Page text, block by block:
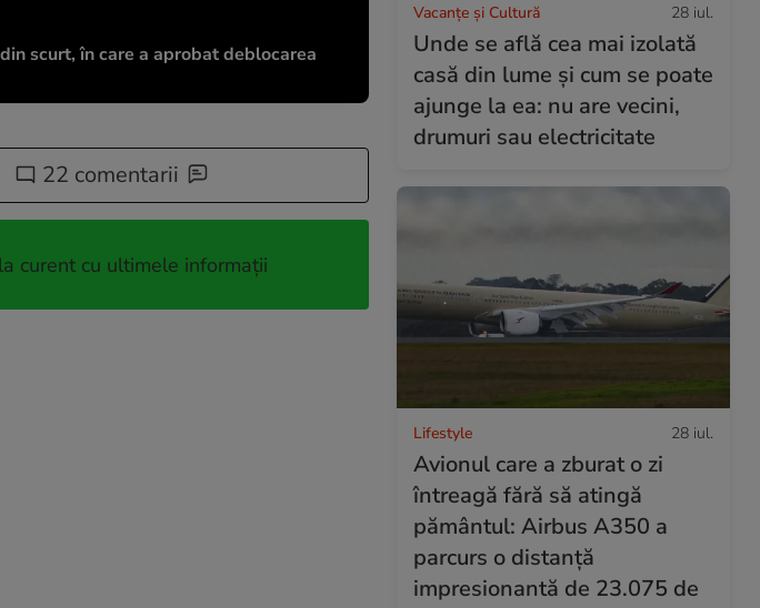
scurt, în care a aprobat deblocarea
22 comentarii
curent cu ultimele informații
Vacanțe și Cultură 28 iul.
Unde se află cea mai izolată
casă din lume și cum se poate
ajunge la ea: nu are vecini,
drumuri sau electricitate
Lifestyle 28 iul.
Avionul care a zburat o zi
întreagă fără să atingă
pământul: Airbus A350 a
parcurs o distanță
impresionantă de 23.075 de